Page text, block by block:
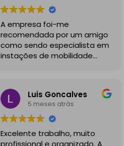
A empresa foi-me
recomendada por um amigo
como sendo especialista em
instações de mobilidade
profissionais, comunicativos e
disponiveis para todas as
minhas dúvidas.
A instalação de tomada
reforçada em garagem
Luis Goncalves
5 meses atrás
Excelente trabalho, muito
profissional e organizado. A